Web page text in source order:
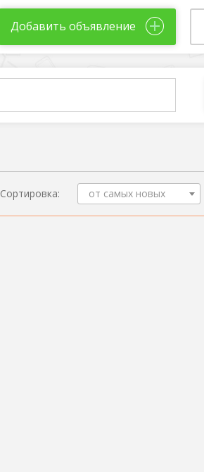
Добавить объявление
Сортировка: от самых новых